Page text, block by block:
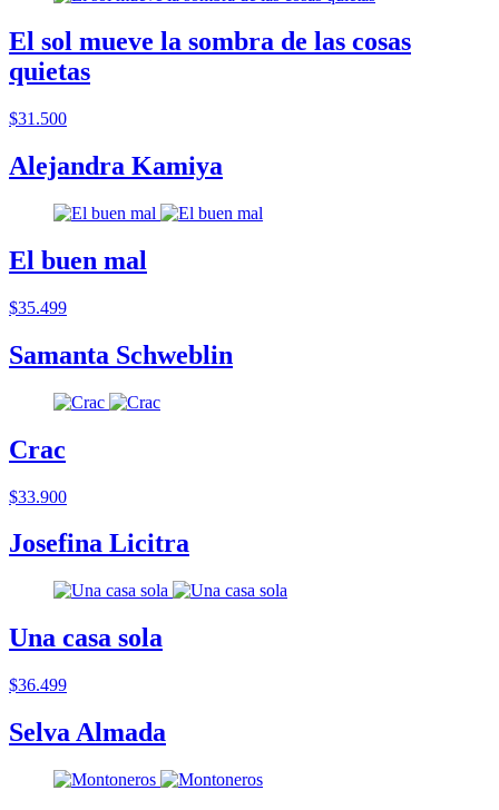
El sol mueve la sombra de las cosas
quietas
$31.500
Alejandra Kamiya
El buen mal
$35.499
Samanta Schweblin
Crac
$33.900
Josefina Licitra
Una casa sola
$36.499
Selva Almada